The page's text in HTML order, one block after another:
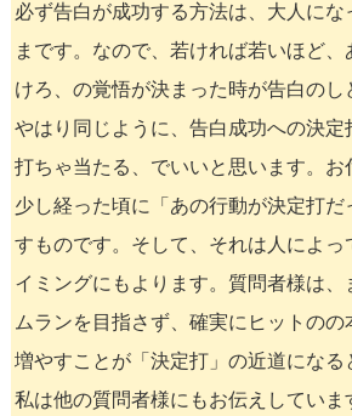
必ず告白が成功する方法は、大人にな
まです。なので、若ければ若いほど
けろ、の覚悟が決まった時が告白のし
やはり同じように、告白成功への決定
打ちゃ当たる、でいいと思います。お
少し経った頃に「あの行動が決定打だ
すものです。そして、それは人によっ
イミングにもよります。質問者様は、
ムランを目指さず、確実にヒットの
増やすことが「決定打」の近道になる
私は他の質問者様にもお伝えしていま